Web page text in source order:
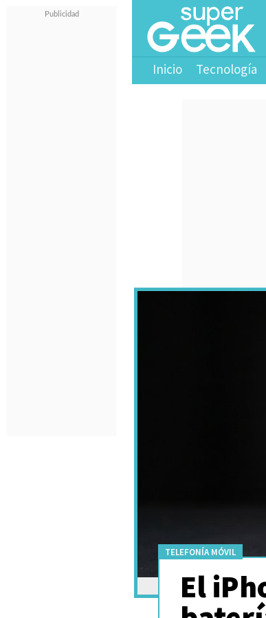
Inicio Tecnología
TELEFONÍA MÓVIL
El